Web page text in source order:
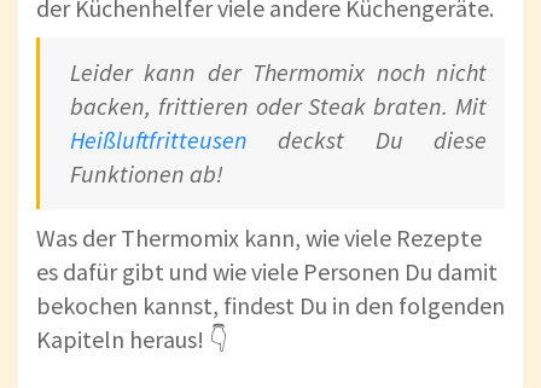
der Küchenhelfer viele andere Küchengeräte.
Leider kann der Thermomix noch nicht
backen, frittieren oder Steak braten. Mit
Heißluftfritteusen deckst Du diese
Funktionen ab!
Was der Thermomix kann, wie viele Rezepte
es dafür gibt und wie viele Personen Du damit
bekochen kannst, findest Du in den folgenden
Kapiteln heraus! 👇